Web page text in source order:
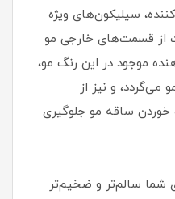
کننده، سیلیکون‌های ویژه
از قسمت‌های خارجی مو
موجود در این رنگ مو،
و نیز از
ساقه مو جلوگیری
شما سالم‌تر و ضخیم‌تر